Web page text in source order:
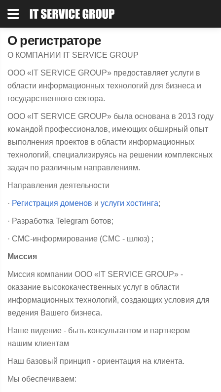
О регистраторе
О КОМПАНИИ IT SERVICE GROUP
OOO «IT SERVICE GROUP» предоставляет услуги в
области информационных технологий для бизнеса и
государственного сектора.
ООО «IT SERVICE GROUP» была основана в 2013 году
командой профессионалов, имеющих обширный опыт
выполнения проектов в области информационных
технологий, специализируясь на решении комплексных
задач по различным направлениям.
Направления деятельности
· Регистрация доменов и услуги хостинга;
· Разработка Telegram ботов;
· СМС-информирование (СМС - шлюз) ;
Миссия
Миссия компании OOO «IT SERVICE GROUP» -
оказание высококачественных услуг в области
информационных технологий, создающих условия для
ведения Вашего бизнеса.
Наше видение - быть консультантом и партнером
нашим клиентам
Наш базовый принцип - ориентация на клиента.
Мы обеспечиваем: